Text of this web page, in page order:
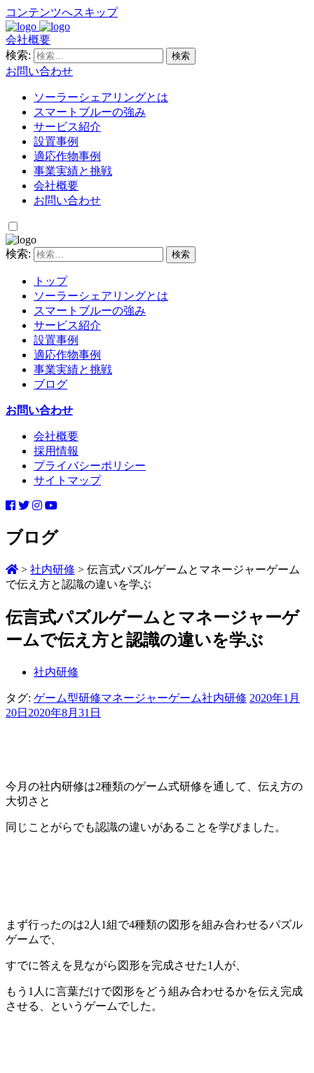
コンテンツへスキップ
会社概要
検索:
お問い合わせ
ソーラーシェアリングとは
スマートブルーの強み
サービス紹介
設置事例
適応作物事例
事業実績と挑戦
会社概要
お問い合わせ
検索:
トップ
ソーラーシェアリングとは
スマートブルーの強み
サービス紹介
設置事例
適応作物事例
事業実績と挑戦
ブログ
お問い合わせ
会社概要
採用情報
プライバシーポリシー
サイトマップ
ブログ
> 社内研修 > 伝言式パズルゲームとマネージャーゲーム
で伝え方と認識の違いを学ぶ
伝言式パズルゲームとマネージャーゲ
ームで伝え方と認識の違いを学ぶ
社内研修
タグ: ゲーム型研修マネージャーゲーム社内研修 2020年1月
20日 2020年8月31日
今月の社内研修は2種類のゲーム式研修を通して、伝え方の
大切さと
同じことがらでも認識の違いがあることを学びました。
まず行ったのは2人1組で4種類の図形を組み合わせるパズル
ゲームで、
すでに答えを見ながら図形を完成させた1人が、
もう1人に言葉だけで図形をどう組み合わせるかを伝え完成
させる、というゲームでした。